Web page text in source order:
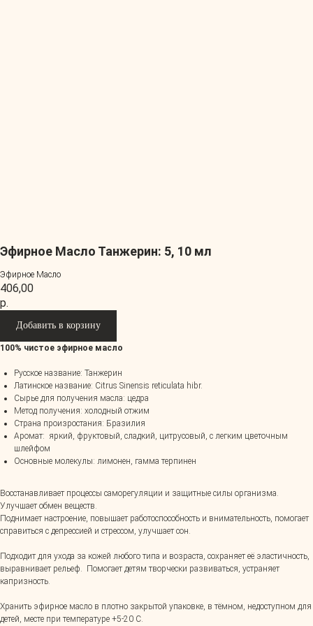
Эфирное Масло Танжерин: 5, 10 мл
Эфирное Масло
406,00
р.
Добавить в корзину
100% чистое эфирное масло
Русское название: Танжерин
Латинское название: Citrus Sinensis reticulata hibr.
Сырье для получения масла: цедра
Метод получения: холодный отжим
Страна произростания: Бразилия
Аромат: яркий, фруктовый, сладкий, цитрусовый, с легким цветочным
шлейфом
Основные молекулы: лимонен, гамма терпинен
Восстанавливает процессы саморегуляции и защитные силы организма.
Улучшает обмен веществ.
Поднимает настроение, повышает работоспособность и внимательность, помогает
справиться с депрессией и стрессом, улучшает сон.
Подходит для ухода за кожей любого типа и возраста, сохраняет её эластичность,
выравнивает рельеф. Помогает детям творчески развиваться, устраняет
капризность.
Хранить эфирное масло в плотно закрытой упаковке, в тёмном, недоступном для
детей, месте при температуре +5-20 С.